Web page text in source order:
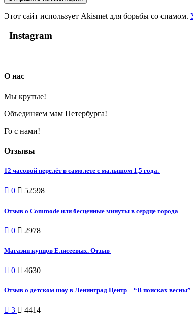
Этот сайт использует Akismet для борьбы со спамом.
Instagram
О нас
Мы крутые!
Объединяем мам Петербурга!
Го с нами!
Отзывы
12 часовой перелёт в самолете с малышом 1,5 года.
0 52598
Отзыв о Commode или бесценные минуты в сердце города
0 2978
Магазин купцов Елисеевых. Отзыв
0 4630
Отзыв о детском шоу в Ленинград Центр – “В поисках весны”
3 4414